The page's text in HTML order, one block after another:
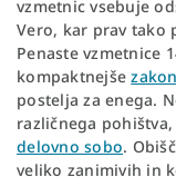
vzmetnic vsebuje
Vero, kar prav tako
Penaste vzmetnice
kompaktnejše
postelja za enega.
različnega
delovno sobo.
veliko zanimivih in